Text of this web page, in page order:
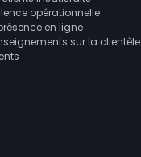
opérationnelle
en ligne
sur la clientèle